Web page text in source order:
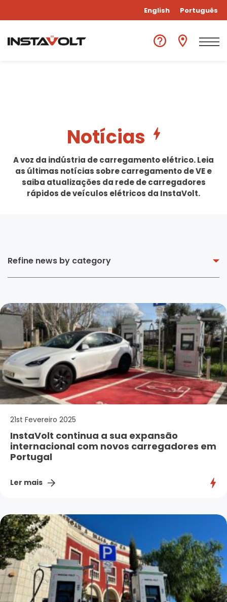
English Português
Notícias
A voz da indústria de carregamento elétrico. Leia
as últimas notícias sobre carregamento de VE e
saiba atualizações da rede de carregadores
rápidos de veículos elétricos da InstaVolt.
Refine news by category
21st Fevereiro 2025
InstaVolt continua a sua expansão
internacional com novos carregadores em
Portugal
Ler mais